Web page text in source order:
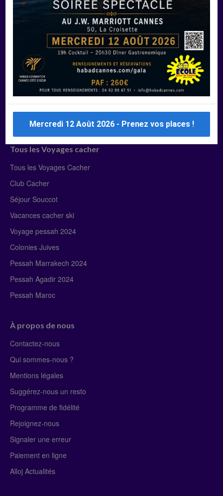
Manger Cacher
Liste des restaurants cacher
Restaurants cacher à Paris
Restaurants cacher à Deauville
Restaurants cacher à Lyon
Restaurants cacher à Marseille
Restaurants cacher Dubaï
Tous les Voyages cacher
Tous les Voyages Cacher
Club Cacher
Séjour Souccot
Vacances cacher ski
Voyage pessah 2024
Colonies Juives
Pessah Marrakech 2024
Pessah Agadir 2024
Pessah Maroc
À propos de nous
Contactez-nous
Qui sommes-nous ?
Mentions légales
Suggérez-nous un resto
Programme de fidélité
Rejoignez-nous
Signaler une erreur
Paiement en ligne
Alloj Actualités
Mercredi 12 Août 2026 - Prenez vos places !